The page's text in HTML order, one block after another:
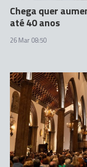
Chega quer
até 40 anos
26 Mar 08:50